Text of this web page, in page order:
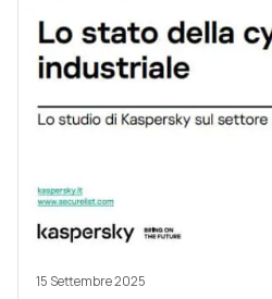
15 Settembre 2025